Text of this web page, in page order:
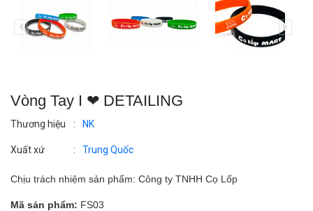
Vòng Tay I ❤ DETAILING
Thương hiệu : NK
Xuất xứ : Trung Quốc
Chịu trách nhiệm sản phẩm: Công ty TNHH Cọ Lốp
Mã sản phẩm: FS03